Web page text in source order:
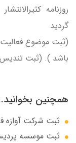
روزنامه
گرديد
(ثبت موضوع فعالیت
باشد ). (ثبت
همچنین
ثبت شرکت آوازه
ثبت موسسه